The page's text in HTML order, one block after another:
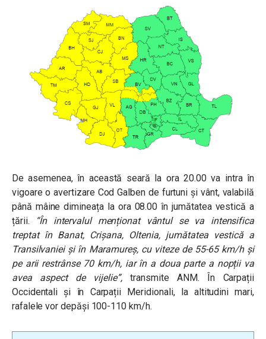
De asemenea, în această seară la ora 20.00 va intra în
vigoare o avertizare Cod Galben de furtuni și vânt, valabilă
până mâine dimineața la ora 08.00 în jumătatea vestică a
țării.
“În intervalul menționat vântul se va intensifica
treptat în Banat, Crișana, Oltenia, jumătatea vestică a
Transilvaniei și în Maramureș, cu viteze de 55-65 km/h și
pe arii restrânse 70 km/h, iar în a doua parte a nopții va
avea aspect de vijelie”,transmite ANM.
În Carpații
Occidentali și în Carpații Meridionali, la altitudini mari,
rafalele vor depăși 100-110 km/h.